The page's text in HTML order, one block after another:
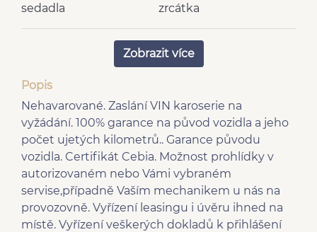
zrcátka
sedadla
rádio
dělená zadní sedadla
nastavitelný volant
spolujezdce
senzor opotřebení
brzdových destiček
centrál dálkový
klimatizovaná přihrádka
senzor světel
mlhovky
Bi-xenonové
světlomety
Parkovací senzory zadní
Parkovací senzory
přední
10x airbag
Zobrazit více
Popis
Nehavarované. Zaslání VIN karoserie na
vyžádání. 100% garance na původ vozidla a jeho
počet ujetých kilometrů.. Garance původu
vozidla. Certifikát Cebia. Možnost prohlídky v
autorizovaném nebo Vámi vybraném
servise,případně Vaším mechanikem u nás na
provozovně. Vyřízení leasingu i úvěru ihned na
místě. Vyřízení veškerých dokladů k přihlášení